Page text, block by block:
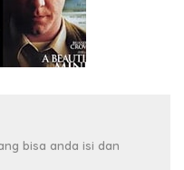
bisa anda isi dan